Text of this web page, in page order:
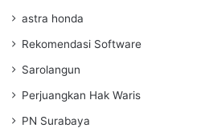
astra honda
Rekomendasi Software
Sarolangun
Perjuangkan Hak Waris
PN Surabaya